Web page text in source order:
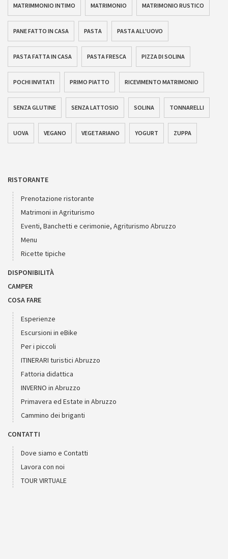
MATRIMMONIO INTIMO MATRIMONIO MATRIMONIO RUSTICO
PANE FATTO IN CASA PASTA PASTA ALL'UOVO
PASTA FATTA IN CASA PASTA FRESCA PIZZA DI SOLINA
POCHI INVITATI PRIMO PIATTO RICEVIMENTO MATRIMONIO
SENZA GLUTINE SENZA LATTOSIO SOLINA TONNARELLI
UOVA VEGANO VEGETARIANO YOGURT ZUPPA
RISTORANTE
Prenotazione ristorante
Matrimoni in Agriturismo
Eventi, Banchetti e cerimonie, Agriturismo Abruzzo
Menu
Ricette tipiche
DISPONIBILITÀ
CAMPER
COSA FARE
Esperienze
Escursioni in eBike
Per i piccoli
ITINERARI turistici Abruzzo
Fattoria didattica
INVERNO in Abruzzo
Primavera ed Estate in Abruzzo
Cammino dei briganti
CONTATTI
Dove siamo e Contatti
Lavora con noi
TOUR VIRTUALE